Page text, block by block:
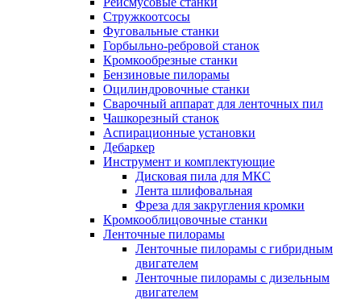
Стружкоотсосы
Фуговальные станки
Горбыльно-ребровой станок
Кромкообрезные станки
Бензиновые пилорамы
Оцилиндровочные станки
Сварочный аппарат для ленточных пил
Чашкорезный станок
Аспирационные установки
Дебаркер
Инструмент и комплектующие
Дисковая пила для МКС
Лента шлифовальная
Фреза для закругления кромки
Кромкооблицовочные станки
Ленточные пилорамы
Ленточные пилорамы с гибридным
двигателем
Ленточные пилорамы с дизельным
двигателем